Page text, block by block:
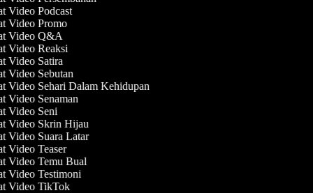
Video Podcast
Video Promo
Video Q&A
Video Reaksi
Video Satira
Video Sebutan
Video Sehari Dalam Kehidupan
Video Senaman
Video Seni
Video Skrin Hijau
Video Suara Latar
Video Teaser
Video Temu Bual
Video Testimoni
Video TikTok